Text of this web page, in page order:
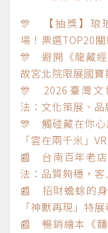
🎊 【抽獎】琅
場！票選TOP20
🎊 避開《龍藏經
故宮北院限展國
🎊 2026臺灣文
法：文化策展、
🎊 觸碰藏在你心
「雲在兩千米」
📰 台南百年老店
法：品質夠穩，
📰 招財蟾蜍的
「神獸再現」特
📰 暢銷繪本《麵